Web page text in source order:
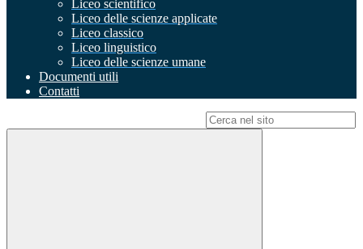
Liceo scientifico
Liceo delle scienze applicate
Liceo classico
Liceo linguistico
Liceo delle scienze umane
Documenti utili
Contatti